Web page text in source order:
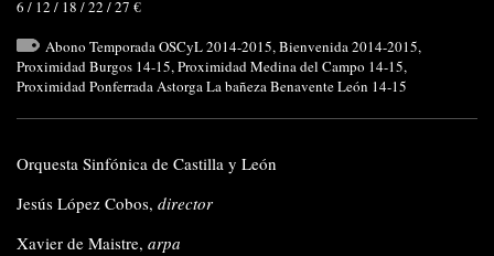
6 / 12 / 18 / 22 / 27 €
Abono Temporada OSCyL 2014-2015,Bienvenida 2014-2015,
Proximidad Burgos 14-15,Proximidad Medina del Campo 14-15,
Proximidad Ponferrada Astorga La bañeza Benavente León 14-15
Orquesta Sinfónica de Castilla y León
Jesús López Cobos, director
Xavier de Maistre, arpa